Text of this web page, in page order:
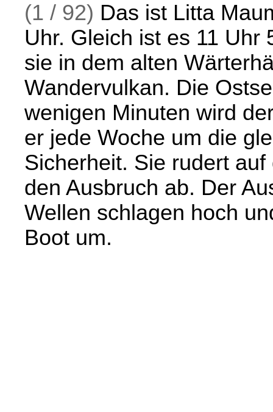
(1 / 92) Das ist Litta
Uhr. Gleich ist es 11 Uhr
sie in dem alten
Wandervulkan. Die
wenigen Minuten wird
er jede Woche um die
Sicherheit. Sie rudert
den Ausbruch ab. Der
Wellen schlagen hoch
Boot um.